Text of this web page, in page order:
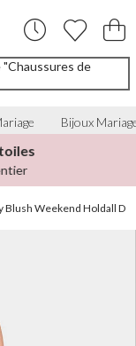
"Chaussures de
Bijoux
Blush Weekend Holdall